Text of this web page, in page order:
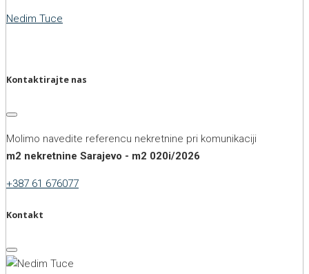
Nedim Tuce
Kontaktirajte nas
Molimo navedite referencu nekretnine pri komunikaciji
m2 nekretnine Sarajevo - m2 020i/2026
+387 61 676077
Kontakt